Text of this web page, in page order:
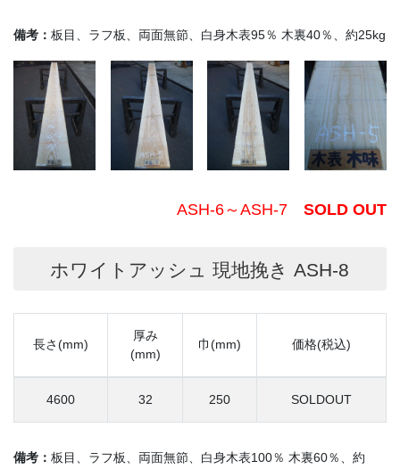
備考： 板目、ラフ板、両面無節、白身木表95％ 木裏40％、約25kg
ASH-6～ASH-7 SOLD OUT
ホワイトアッシュ 現地挽き ASH-8
長さ(mm)
厚み
(mm)
巾(mm) 価格(税込)
4600 32 250 SOLDOUT
備考： 板目、ラフ板、両面無節、白身木表100％ 木裏60％、約